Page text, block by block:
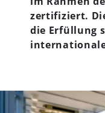
zertifiziert.
die Erfüllung